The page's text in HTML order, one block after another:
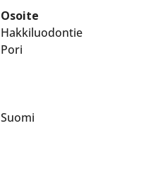
Osoite
Hakkiluodontie
Pori
Suomi